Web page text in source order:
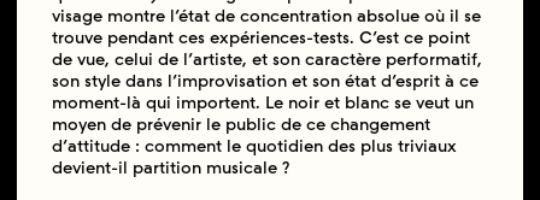
visage montre l’état de concentration absolue où il se
trouve pendant ces expériences-tests. C’est ce point
de vue, celui de l’artiste, et son caractère performatif,
son style dans l’improvisation et son état d’esprit à ce
moment-là qui importent. Le noir et blanc se veut un
moyen de prévenir le public de ce changement
d’attitude : comment le quotidien des plus triviaux
devient-il partition musicale ?